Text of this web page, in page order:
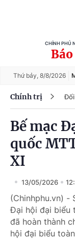
CHÍNH PHỦ
Thứ bảy, 8/8/2026
Chính trị
Bế mạc
quốc
XI
13/05/2026
(Chinhphu.vn) -
Đại hội đại biểu
đã hoàn thành
hội đại biểu